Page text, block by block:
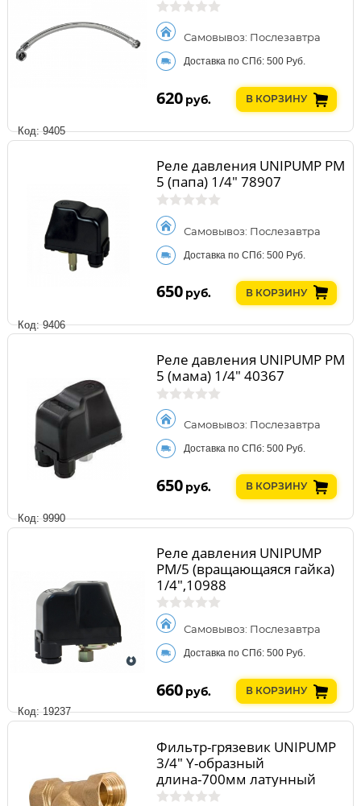
Код: 9405
Самовывоз: Послезавтра
Доставка по СПб: 500 Руб.
620 руб. В КОРЗИНУ
Код: 9406
Реле давления UNIPUMP PM
5 (папа) 1/4" 78907
Самовывоз: Послезавтра
Доставка по СПб: 500 Руб.
650 руб. В КОРЗИНУ
Код: 9990
Реле давления UNIPUMP PM
5 (мама) 1/4" 40367
Самовывоз: Послезавтра
Доставка по СПб: 500 Руб.
650 руб. В КОРЗИНУ
Код: 19237
Реле давления UNIPUMP
РМ/5 (вращающаяся гайка)
1/4",10988
Самовывоз: Послезавтра
Доставка по СПб: 500 Руб.
660 руб. В КОРЗИНУ
Фильтр-грязевик UNIPUMP
3/4" Y-образный
длина-700мм латунный
сетчатый 22156